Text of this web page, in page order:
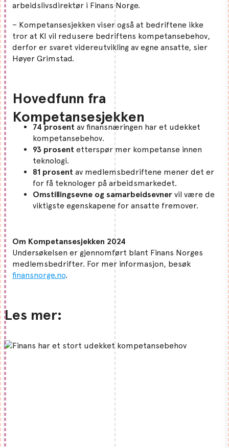
arbeidslivsdirektør i Finans Norge.
– Kompetansesjekken viser også at bedriftene ikke
tror at KI vil redusere bedriftens kompetansebehov,
derfor er svaret videreutvikling av egne ansatte, sier
Høyer Grimstad.
Hovedfunn fra
Kompetansesjekken
74 prosent av finansnæringen har et udekket
kompetansebehov.
93 prosent etterspør mer kompetanse innen
teknologi.
81 prosent av medlemsbedriftene mener det er
for få teknologer på arbeidsmarkedet.
Omstillingsevne og samarbeidsevner vil være de
viktigste egenskapene for ansatte fremover.
Om Kompetansesjekken 2024
Undersøkelsen er gjennomført blant Finans Norges
medlemsbedrifter. For mer informasjon, besøk
finansnorge.no.
Les mer: